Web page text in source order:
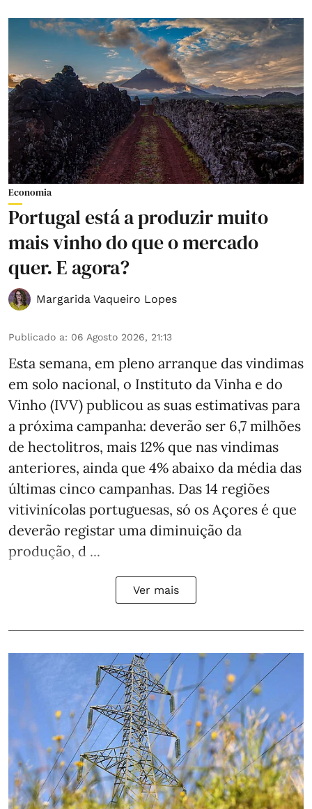
Economia
Portugal está a produzir muito
mais vinho do que o mercado
quer. E agora?
Margarida Vaqueiro Lopes
Publicado a: 06 Agosto 2026, 21:13
Esta semana, em pleno arranque das vindimas
em solo nacional, o Instituto da Vinha e do
Vinho (IVV) publicou as suas estimativas para
a próxima campanha: deverão ser 6,7 milhões
de hectolitros, mais 12% que nas vindimas
anteriores, ainda que 4% abaixo da média das
últimas cinco campanhas. Das 14 regiões
vitivinícolas portuguesas, só os Açores é que
deverão registar uma diminuição da
produção, d ...
Ver mais